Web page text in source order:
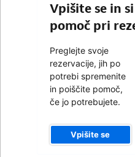
Vpišite se in
pomoč pri
Preglejte svoje
rezervacije, jih po
potrebi spremenite
in poiščite pomoč,
če jo potrebujete.
Vpišite se